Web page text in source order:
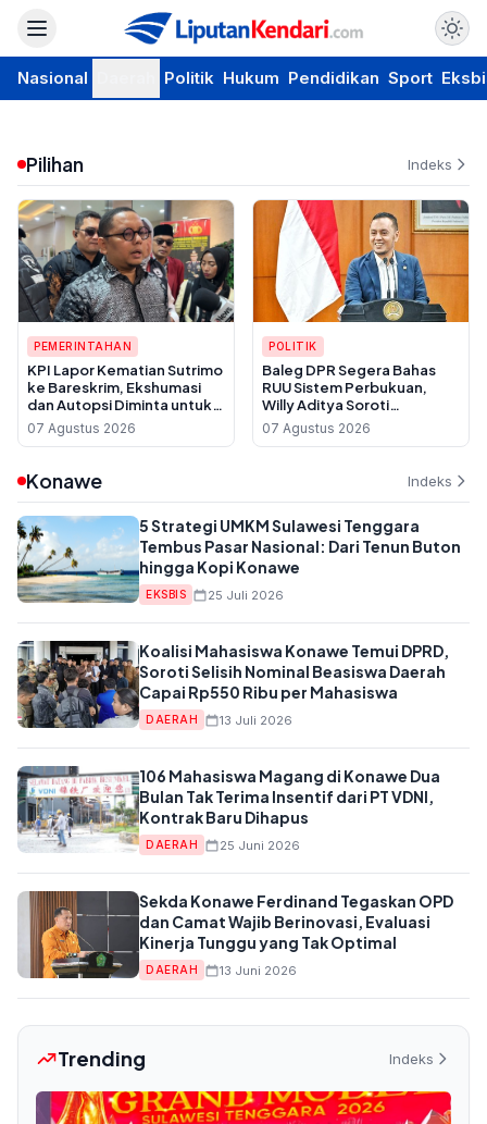
Nasional Politik Hukum Pendidikan Sport
Pilihan Indeks
PEMERINTAHAN
KPI Lapor Kematian Sutrimo
ke Bareskrim, Ekshumasi
dan Autopsi Diminta untuk
Usut Dugaan Pembunuhan
07 Agustus 2026
POLITIK
Baleg DPR Segera Bahas
RUU Sistem Perbukuan,
Willy Aditya Soroti
Maraknya Penerbit Gulung
Tikar
07 Agustus 2026
Konawe Indeks
5 Strategi UMKM Sulawesi Tenggara
Tembus Pasar Nasional: Dari Tenun Buton
hingga Kopi Konawe
EKSBIS 25 Juli 2026
Koalisi Mahasiswa Konawe Temui DPRD,
Soroti Selisih Nominal Beasiswa Daerah
Capai Rp550 Ribu per Mahasiswa
DAERAH 13 Juli 2026
106 Mahasiswa Magang di Konawe Dua
Bulan Tak Terima Insentif dari PT VDNI,
Kontrak Baru Dihapus
DAERAH 25 Juni 2026
Sekda Konawe Ferdinand Tegaskan OPD
dan Camat Wajib Berinovasi, Evaluasi
Kinerja Tunggu yang Tak Optimal
DAERAH 13 Juni 2026
Trending Indeks